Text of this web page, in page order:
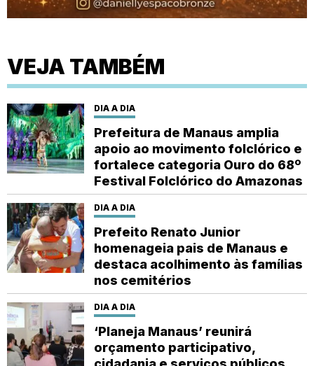
VEJA TAMBÉM
DIA A DIA
Prefeitura de Manaus amplia
apoio ao movimento folclórico e
fortalece categoria Ouro do 68º
Festival Folclórico do Amazonas
DIA A DIA
Prefeito Renato Junior
homenageia pais de Manaus e
destaca acolhimento às famílias
nos cemitérios
DIA A DIA
‘Planeja Manaus’ reunirá
orçamento participativo,